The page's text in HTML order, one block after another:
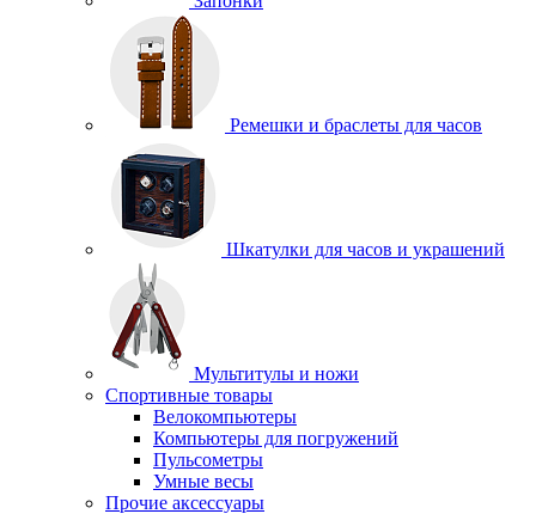
Ремешки и браслеты для часов
Шкатулки для часов и украшений
Мультитулы и ножи
Спортивные товары
Велокомпьютеры
Компьютеры для погружений
Пульсометры
Умные весы
Прочие аксессуары